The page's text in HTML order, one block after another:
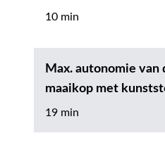
10 min
Max. autonomie van
maaikop met
19 min